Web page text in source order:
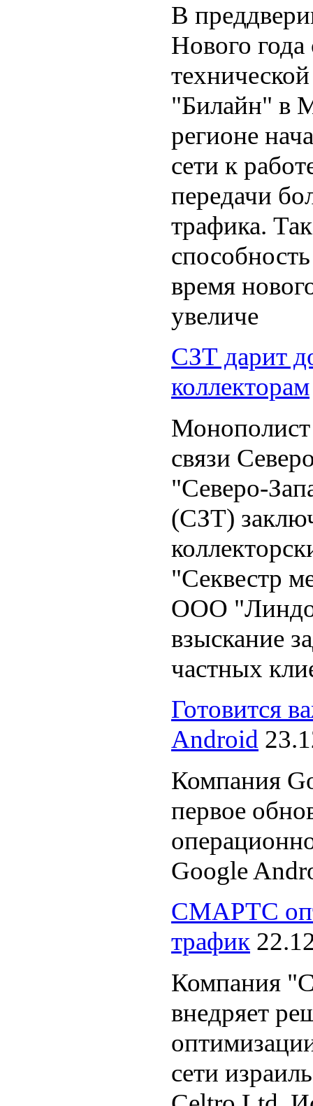
В
Нового
"Билайн" в
регионе
сети к
передачи
трафика.
время
увеличе
СЗТ дарит
коллекторам
связи
"Северо-
(СЗТ)
"Секвестр
ООО
взыскание
частных
Готовится
Android
Компания
первое
Google
СМАРТС
трафик
Компания
внедряет
сети